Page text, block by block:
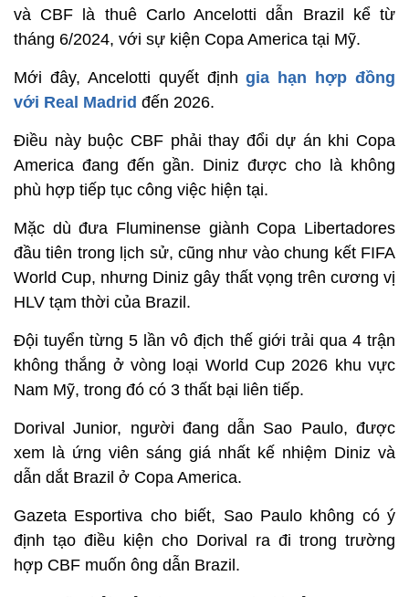
và CBF là thuê Carlo Ancelotti dẫn Brazil kể từ
tháng 6/2024, với sự kiện Copa America tại Mỹ.
Mới đây, Ancelotti quyết địnhgia hạn hợp đồng
với Real Madrid đến 2026.
Điều này buộc CBF phải thay đổi dự án khi Copa
America đang đến gần. Diniz được cho là không
phù hợp tiếp tục công việc hiện tại.
Mặc dù đưa Fluminense giành Copa Libertadores
đầu tiên trong lịch sử, cũng như vào chung kết FIFA
World Cup, nhưng Diniz gây thất vọng trên cương vị
HLV tạm thời của Brazil.
Đội tuyển từng 5 lần vô địch thế giới trải qua 4 trận
không thắng ở vòng loại World Cup 2026 khu vực
Nam Mỹ, trong đó có 3 thất bại liên tiếp.
Dorival Junior, người đang dẫn Sao Paulo, được
xem là ứng viên sáng giá nhất kế nhiệm Diniz và
dẫn dắt Brazil ở Copa America.
Gazeta Esportiva cho biết, Sao Paulo không có ý
định tạo điều kiện cho Dorival ra đi trong trường
hợp CBF muốn ông dẫn Brazil.